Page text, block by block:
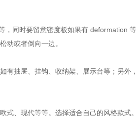
同时要留意密度板如果有 deformation
动或者倒向一边。
抽屉、挂钩、收纳架、展示台等；另外
、现代等等。选择适合自己的风格款式